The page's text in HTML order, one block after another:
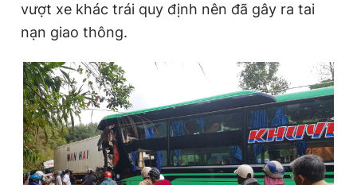
vượt xe khác trái quy định nên đã gây ra tai
nạn giao thông.